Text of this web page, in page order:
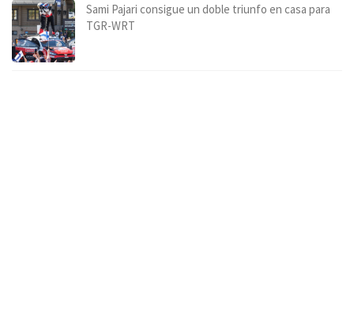
Sami Pajari consigue un doble triunfo en casa para
TGR-WRT